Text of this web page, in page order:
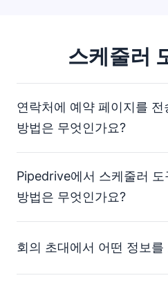
스케줄러
연락처에 예약 페이지를
방법은 무엇인가요?
스케줄러 예약 페이지를 연락처에
Pipedrive를 통해 문자를 보
나 템플릿에서 하나를 선택
Pipedrive에서 스케줄러
방법은 무엇인가요?
회의 초대에서 어떤 정보